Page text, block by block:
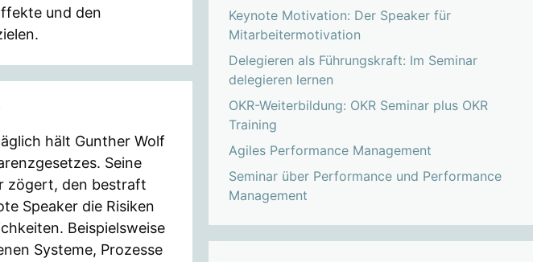
und den
hält Gunther Wolf
Seine
zögert, den bestraft
Speaker die Risiken
Beispielsweise
Systeme, Prozesse
Keynote Motivation: Der Speaker für
Mitarbeitermotivation
Delegieren als Führungskraft: Im Seminar
delegieren lernen
OKR-Weiterbildung: OKR Seminar plus OKR
Training
Agiles Performance Management
Seminar über Performance und Performance
Management